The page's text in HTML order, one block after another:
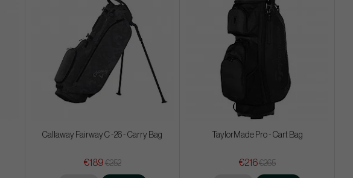
Callaway Fairway C -26 - Carry Bag
€189 €252
TaylorMade Pro - Cart Bag
€216€265